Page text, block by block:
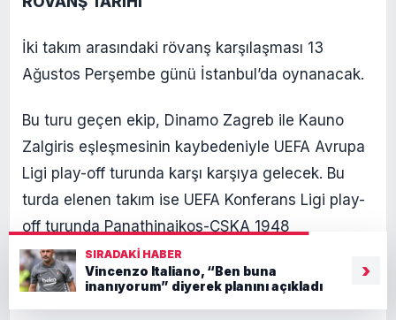
İki takım arasındaki rövanş karşılaşması 13
Ağustos Perşembe günü İstanbul’da oynanacak.
Bu turu geçen ekip, Dinamo Zagreb ile Kauno
Zalgiris eşleşmesinin kaybedeniyle UEFA Avrupa
Ligi play-off turunda karşı karşıya gelecek. Bu
turda elenen takım ise UEFA Konferans Ligi play-
off turunda Panathinaikos-CSKA 1948
eşleşmesinin galibiyle mücadele edecek.
ITALIANO’DAN TEK DEĞİŞİKLİK
SIRADAKI HABER
Vincenzo Italiano, “Ben buna
inanıyorum” diyerek planını açıkladı
›